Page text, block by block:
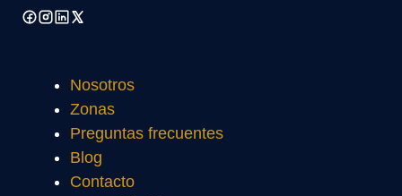
Nosotros
Zonas
Preguntas frecuentes
Blog
Contacto